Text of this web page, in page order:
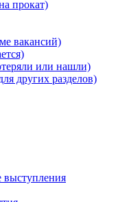
прокат)
вакансий)
или нашли)
других разделов)
выступления